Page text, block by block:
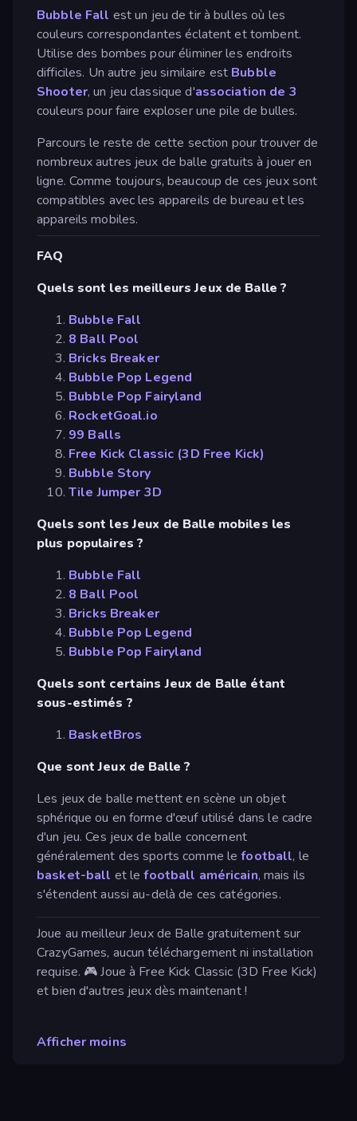
Bubble Fall est un jeu de tir à bulles où les
couleurs correspondantes éclatent et tombent.
Utilise des bombes pour éliminer les endroits
difficiles. Un autre jeu similaire est Bubble
Shooter, un jeu classique d'association de 3
couleurs pour faire exploser une pile de bulles.
Parcours le reste de cette section pour trouver de
nombreux autres jeux de balle gratuits à jouer en
ligne. Comme toujours, beaucoup de ces jeux sont
compatibles avec les appareils de bureau et les
appareils mobiles.
FAQ
Quels sont les meilleurs Jeux de Balle ?
Bubble Fall
8 Ball Pool
Bricks Breaker
Bubble Pop Legend
Bubble Pop Fairyland
RocketGoal.io
99 Balls
Free Kick Classic (3D Free Kick)
Bubble Story
Tile Jumper 3D
Quels sont les Jeux de Balle mobiles les
plus populaires ?
Bubble Fall
8 Ball Pool
Bricks Breaker
Bubble Pop Legend
Bubble Pop Fairyland
Quels sont certains Jeux de Balle étant
sous-estimés ?
BasketBros
Que sont Jeux de Balle ?
Les jeux de balle mettent en scène un objet
sphérique ou en forme d'œuf utilisé dans le cadre
d'un jeu. Ces jeux de balle concernent
généralement des sports comme le football, le
basket-ball et le football américain, mais ils
s'étendent aussi au-delà de ces catégories.
Joue au meilleur Jeux de Balle gratuitement sur
CrazyGames, aucun téléchargement ni installation
requise. 🎮 Joue à Free Kick Classic (3D Free Kick)
et bien d'autres jeux dès maintenant !
Afficher moins